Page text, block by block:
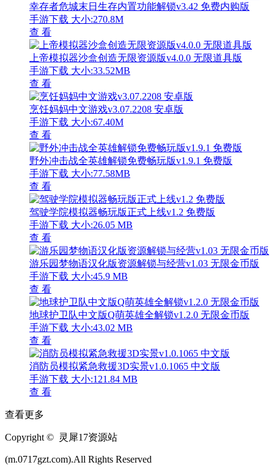
幸存者危城末日生存内置功能解锁v3.42 免费内购版
手游下载 大小:270.8M
查 看
上帝模拟器沙盒创造无限资源版v4.0.0 无限道具版
手游下载 大小:33.52MB
查 看
烹饪妈妈中文游戏v3.07.2208 安卓版
手游下载 大小:67.40M
查 看
野外冲击战全英雄解锁免费畅玩版v1.9.1 免费版
手游下载 大小:77.58MB
查 看
驾驶学院模拟器畅玩版正式上线v1.2 免费版
手游下载 大小:26.05 MB
查 看
游乐园梦物语汉化版资源解锁与经营v1.03 无限金币版
手游下载 大小:45.9 MB
查 看
地球护卫队中文版Q萌英雄全解锁v1.2.0 无限金币版
手游下载 大小:43.02 MB
查 看
消防员模拟紧急救援3D实景v1.0.1065 中文版
手游下载 大小:121.84 MB
查 看
查看更多
Copyright © 灵犀17资源站
(m.0717gzt.com).All Rights Reserved